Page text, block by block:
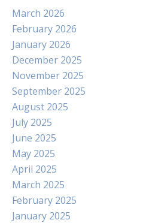
March 2026
February 2026
January 2026
December 2025
November 2025
September 2025
August 2025
July 2025
June 2025
May 2025
April 2025
March 2025
February 2025
January 2025